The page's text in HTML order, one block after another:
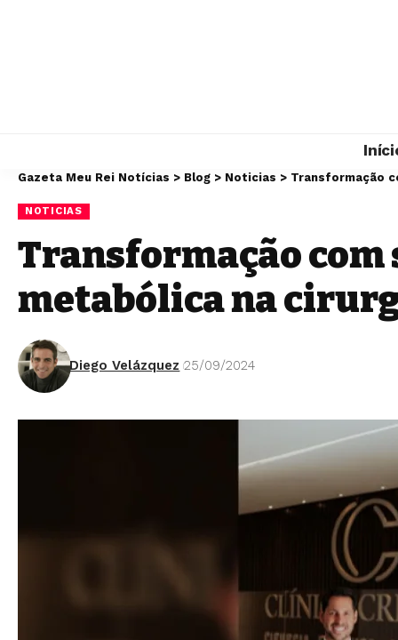
Gazeta Meu Rei Notícias > Blog > Noticias > Transformação
NOTICIAS
Transformação com
metabólica na
Diego Velázquez 25/09/2024